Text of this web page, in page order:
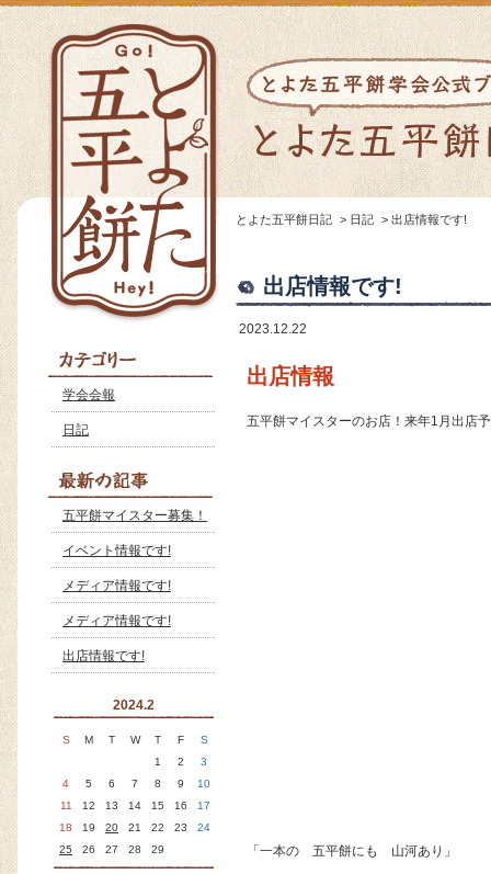
学会会報
日記
五平餅マイスター募集！
イベント情報です!
メディア情報です!
メディア情報です!
出店情報です!
2024.2
S M T W T F
S
1
2
3
4
5 6 7 8 9
10
11
12 13 14 15 16
17
18
19 20 21 22 23
24
25
26 27 28 29
とよた五平餅日記 > 日記 > 出店情報です!
出店情報です!
2023.12.22
出店情報
五平餅マイスターのお店！来年1月出店
「一本の 五平餅にも 山河あり」